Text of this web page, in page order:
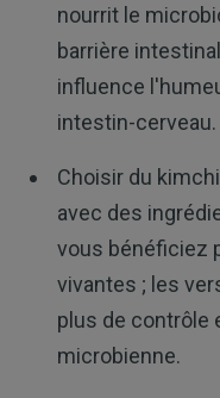
nourrit le
barrière
influence
intestin-cerveau.
Choisir du
avec des
vous bénéficiez
vivantes ; les
plus de contrôle
microbienne.